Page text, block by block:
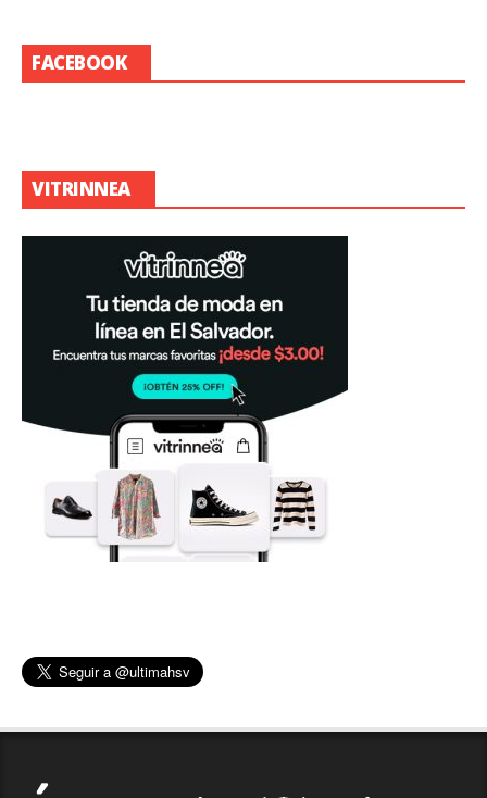
FACEBOOK
VITRINNEA